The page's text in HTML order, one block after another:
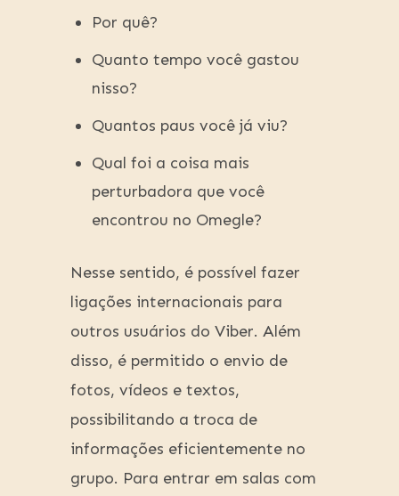
Por quê?
Quanto tempo você gastou
nisso?
Quantos paus você já viu?
Qual foi a coisa mais
perturbadora que você
encontrou no Omegle?
Nesse sentido, é possível fazer
ligações internacionais para
outros usuários do Viber. Além
disso, é permitido o envio de
fotos, vídeos e textos,
possibilitando a troca de
informações eficientemente no
grupo. Para entrar em salas com